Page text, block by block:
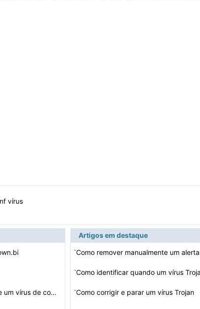
vírus
Vulnerabilidade e Contramedidas de um vírus de computa…
Artigos em destaque
·
·
·Como corrigir e parar um vírus Trojan